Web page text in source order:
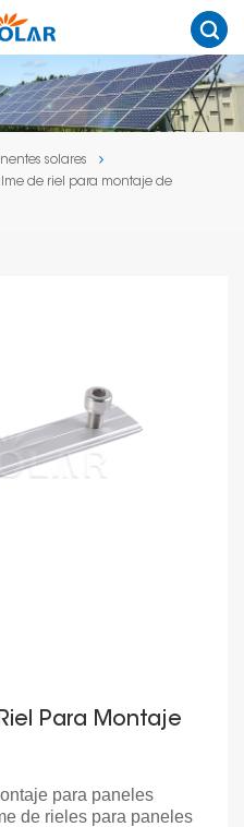
solares
de riel para montaje de
Para Montaje
para paneles
de rieles para paneles